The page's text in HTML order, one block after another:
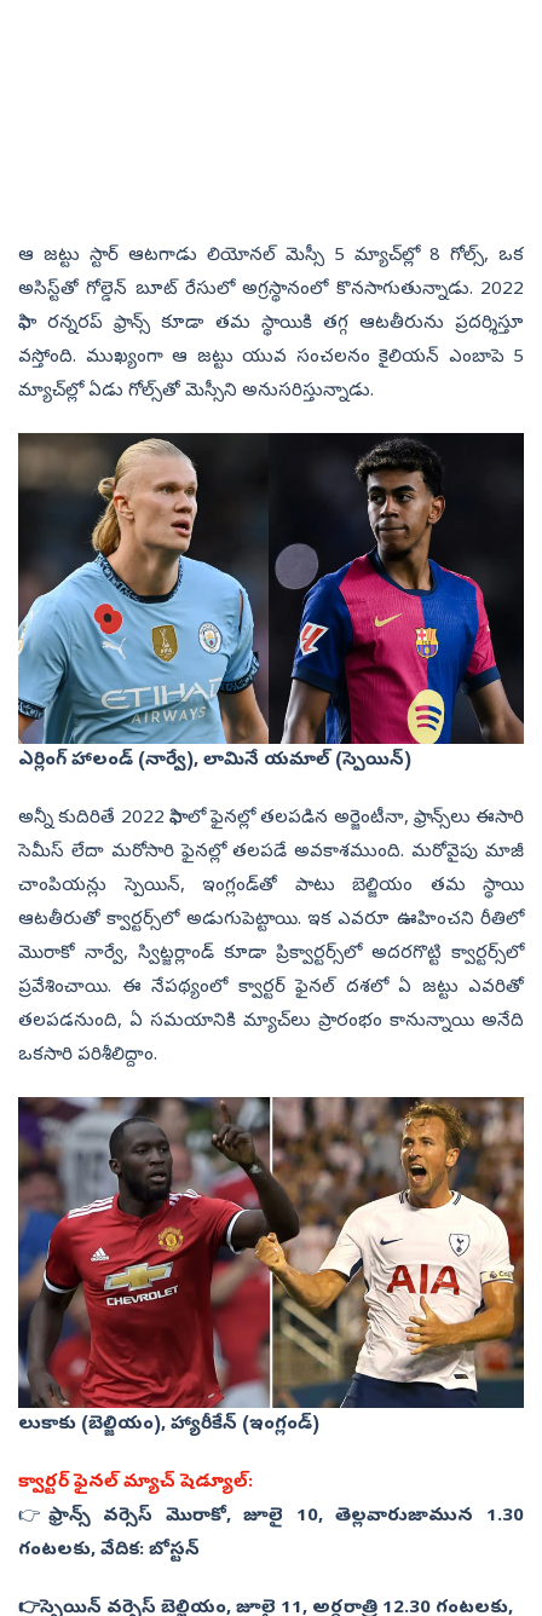
ఆ జ‌ట్టు స్టార్ ఆట‌గాడు లియోన‌ల్ మెస్సీ 5 మ్యాచ్‌ల్లో 8 గోల్స్‌, ఒక
అసిస్ట్‌తో గోల్డెన్ బూట్ రేసులో అగ్ర‌స్థానంలో కొన‌సాగుతున్నాడు. 2022
ఫిఫా ర‌న్న‌ర‌ప్ ఫ్రాన్స్ కూడా త‌మ స్థాయికి త‌గ్గ ఆట‌తీరును ప్ర‌ద‌ర్శిస్తూ
వ‌స్తోంది. ముఖ్యంగా ఆ జ‌ట్టు యువ సంచ‌ల‌నం కైలియ‌న్ ఎంబాపె 5
మ్యాచ్‌ల్లో ఏడు గోల్స్‌తో మెస్సీని అనుస‌రిస్తున్నాడు.
ఎర్లింగ్‌ హాలండ్‌ (నార్వే), లామినే యమాల్‌ (స్పెయిన్‌)
అన్నీ కుదిరితే 2022 ఫిఫాలో ఫైన‌ల్లో త‌ల‌ప‌డిన అర్జెంటీనా, ఫ్రాన్స్‌లు ఈసారి
సెమీస్ లేదా మ‌రోసారి ఫైన‌ల్లో త‌ల‌ప‌డే అవ‌కాశ‌ముంది. మ‌రోవైపు మాజీ
చాంపియ‌న్లు స్పెయిన్‌, ఇంగ్లండ్‌తో పాటు బెల్జియం త‌మ స్థాయి
ఆట‌తీరుతో క్వార్ట‌ర్స్‌లో అడుగుపెట్టాయి. ఇక ఎవ‌రూ ఊహించని రీతిలో
మొరాకో నార్వే, స్విట్జ‌ర్లాండ్‌ కూడా ప్రిక్వార్ట‌ర్స్‌లో అద‌ర‌గొట్టి క్వార్ట‌ర్స్‌లో
ప్రవేశించాయి. ఈ నేప‌థ్యంలో క్వార్ట‌ర్ ఫైనల్ ద‌శ‌లో ఏ జ‌ట్టు ఎవ‌రితో
త‌ల‌ప‌డ‌నుంది, ఏ స‌మ‌యానికి మ్యాచ్‌లు ప్రారంభం కానున్నాయి అనేది
ఒక‌సారి ప‌రిశీలిద్దాం.
లుకాకు (బెల్జియం), హ్యారీకేన్‌ (ఇంగ్లండ్‌)
క్వార్ట‌ర్ ఫైన‌ల్ మ్యాచ్ షెడ్యూల్‌:
👉 ఫ్రాన్స్ వ‌ర్సెస్ మొరాకో, జూలై 10, తెల్ల‌వారుజామున 1.30
గంట‌ల‌కు, వేదిక‌: బోస్ట‌న్‌
👉స్పెయిన్ వ‌ర్సెస్ బెల్జియం, జూలై 11, అర్ధరాత్రి 12.30 గంట‌ల‌కు,